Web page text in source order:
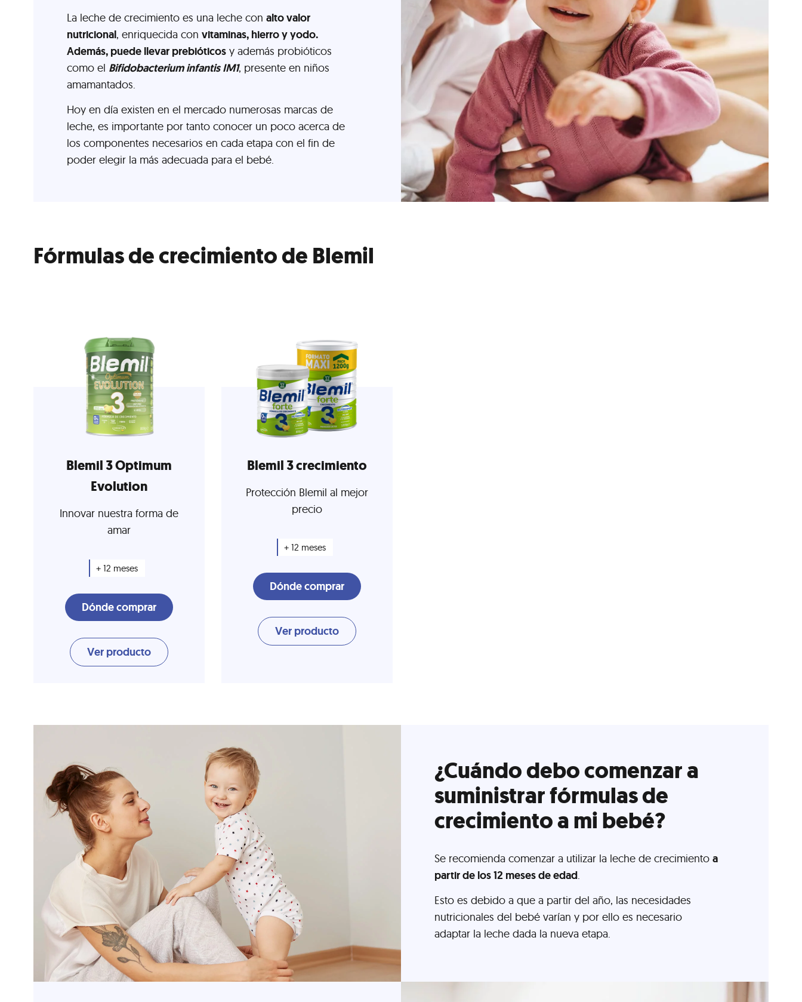
La leche de crecimiento es una leche con alto valor
nutricional, enriquecida con vitaminas, hierro y yodo.
Además, puede llevar prebióticos y además probióticos
como el Bifidobacterium infantis IM1, presente en niños
amamantados.
Hoy en día existen en el mercado numerosas marcas de
leche, es importante por tanto conocer un poco acerca de
los componentes necesarios en cada etapa con el fin de
poder elegir la más adecuada para el bebé.
Fórmulas de crecimiento de Blemil
Blemil 3 Optimum
Evolution
Innovar nuestra forma de
amar
+ 12 meses
Dónde comprar
Ver producto
Blemil 3 crecimiento
Protección Blemil al mejor
precio
+ 12 meses
Dónde comprar
Ver producto
¿Cuándo debo comenzar a
suministrar fórmulas de
crecimiento a mi bebé?
Se recomienda comenzar a utilizar la leche de crecimiento a
partir de los 12 meses de edad.
Esto es debido a que a partir del año, las necesidades
nutricionales del bebé varían y por ello es necesario
adaptar la leche dada la nueva etapa.